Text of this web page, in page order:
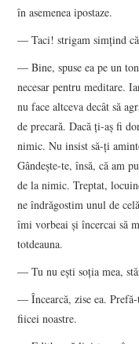
în asemenea ipostaze.
― Taci! strigam simţind că
― Bine, spuse ea pe un
necesar pentru meditare.
nu face altceva decât să
de precară. Dacă ţi-aş fi
nimic. Nu insist să-ţi
Gândeşte-te, însă, că am
de la nimic. Treptat,
ne îndrăgostim unul de
îmi vorbeai şi încercai să
totdeauna.
― Tu nu eşti soţia mea,
― Încearcă, zise ea.
fiicei noastre.